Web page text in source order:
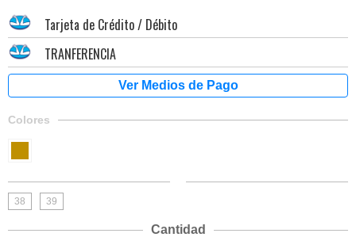
Tarjeta de Crédito / Débito
TRANFERENCIA
Colores
38 39
Cantidad